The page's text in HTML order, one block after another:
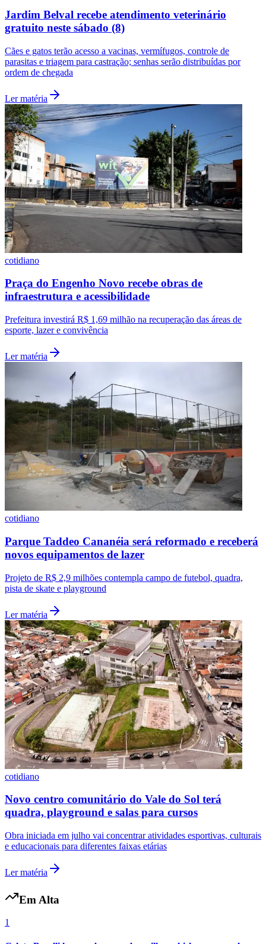
Flamengo
Fluminense
Vasco
Jardim Belval recebe atendimento veterinário
gratuito neste sábado (8)
Cães e gatos terão acesso a vacinas, vermífugos, controle de
parasitas e triagem para castração; senhas serão distribuídas por
ordem de chegada
Ler matéria
cotidiano
Praça do Engenho Novo recebe obras de
infraestrutura e acessibilidade
Prefeitura investirá R$ 1,69 milhão na recuperação das áreas de
esporte, lazer e convivência
Ler matéria
cotidiano
Parque Taddeo Cananéia será reformado e receberá
novos equipamentos de lazer
Projeto de R$ 2,9 milhões contempla campo de futebol, quadra,
pista de skate e playground
Ler matéria
cotidiano
Novo centro comunitário do Vale do Sol terá
quadra, playground e salas para cursos
Obra iniciada em julho vai concentrar atividades esportivas, culturais
e educacionais para diferentes faixas etárias
Ler matéria
Em Alta
1